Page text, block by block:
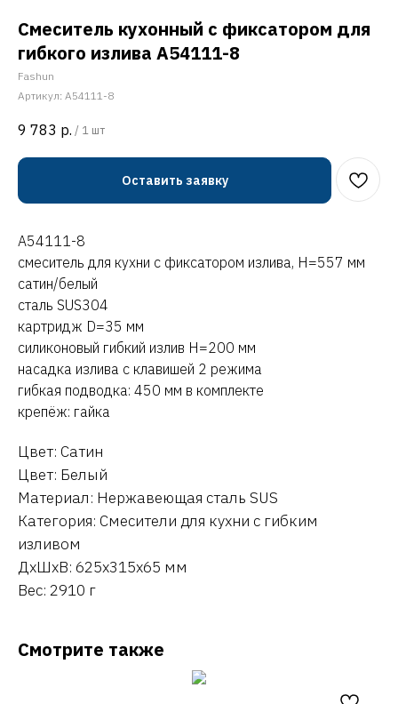
Смеситель кухонный с фиксатором для
гибкого излива A54111-8
Fashun
Артикул: A54111-8
9 783 р. / 1 шт
Оставить заявку
A54111-8
смеситель для кухни с фиксатором излива, H=557 мм
сатин/белый
сталь SUS304
картридж D=35 мм
силиконовый гибкий излив H=200 мм
насадка излива с клавишей 2 режима
гибкая подводка: 450 мм в комплекте
крепёж: гайка
Цвет: Сатин
Цвет: Белый
Материал: Нержавеющая сталь SUS
Категория: Смесители для кухни с гибким
изливом
ДxШxВ: 625x315x65 мм
Вес: 2910 г
Смотрите также